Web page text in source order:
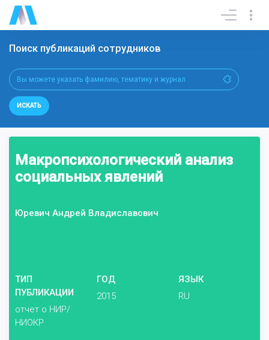
Поиск публикаций сотрудников
ИСКАТЬ
Макропсихологический анализ
социальных явлений
Юревич Андрей Владиславович
ТИП
ПУБЛИКАЦИИ
отчет о НИР/
НИОКР
ГОД
2015
ЯЗЫК
RU